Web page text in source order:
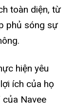
toàn diện, từ
phủ sóng sự
hiện yêu
ích của họ
của Navee